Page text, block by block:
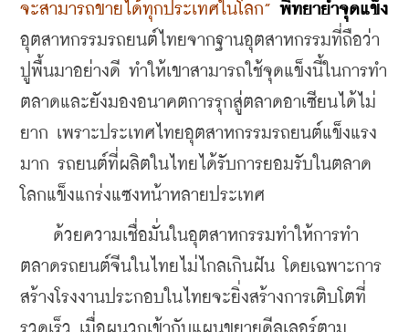
จะสามารถขายได้ทุกประเทศในโลก” พิทยาย้ำจุดแข็ง
อุตสาหกรรมรถยนต์ไทยจากฐานอุตสาหกรรมที่ถือว่า
ปูพื้นมาอย่างดี ทำให้เขาสามารถใช้จุดแข็งนี้ในการทำ
ตลาดและยังมองอนาคตการรุกสู่ตลาดอาเซียนได้ไม่
ยาก เพราะประเทศไทยอุตสาหกรรมรถยนต์แข็งแรง
มาก รถยนต์ที่ผลิตในไทยได้รับการยอมรับในตลาด
โลกแข็งแกร่งแซงหน้าหลายประเทศ
ด้วยความเชื่อมั่นในอุตสาหกรรมทำให้การทำ
ตลาดรถยนต์จีนในไทยไม่ไกลเกินฝัน โดยเฉพาะการ
สร้างโรงงานประกอบในไทยจะยิ่งสร้างการเติบโตที่